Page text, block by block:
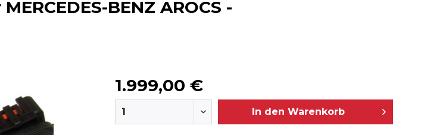
BENZ AROCS -
1.999,00 €
In den Warenkorb